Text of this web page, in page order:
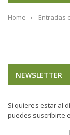
Home › Entradas
NEWSLETTER
Si quieres estar al
puedes suscribirte